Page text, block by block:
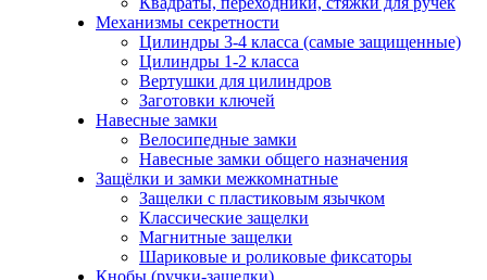
Механизмы секретности
Цилиндры 3-4 класса (самые защищенные)
Цилиндры 1-2 класса
Вертушки для цилиндров
Заготовки ключей
Навесные замки
Велосипедные замки
Навесные замки общего назначения
Защёлки и замки межкомнатные
Защелки с пластиковым язычком
Классические защелки
Магнитные защелки
Шариковые и роликовые фиксаторы
Кнобы (ручки-защелки)